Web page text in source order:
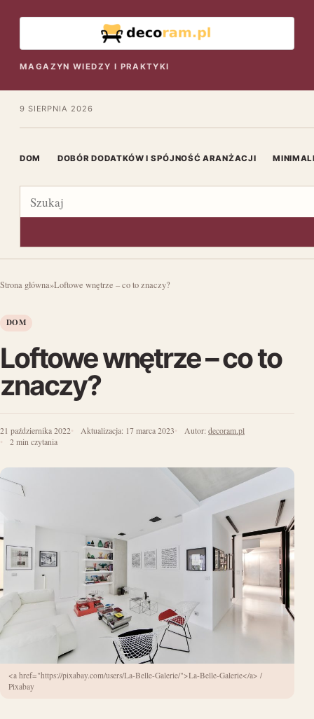
MAGAZYN WIEDZY I PRAKTYKI
9 SIERPNIA 2026
DOM DOBÓR DODATKÓW I SPÓJNOŚĆ ARANŻACJI
Szukaj
Strona główna»Loftowe wnętrze – co to znaczy?
DOM
Loftowe wnętrze – co to
znaczy?
21 października 2022 Aktualizacja: 17 marca 2023 Autor: decoram.pl
2 min czytania
<a href="https://pixabay.com/users/La-Belle-Galerie/">La-Belle-Galerie</a> /
Pixabay